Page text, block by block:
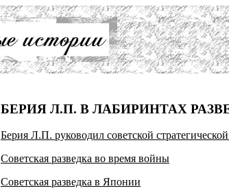
БЕРИЯ Л.П. В ЛАБИРИНТАХ
Берия Л.П. руководил советской стратегической
Советская разведка во время войны
Советская разведка в Японии